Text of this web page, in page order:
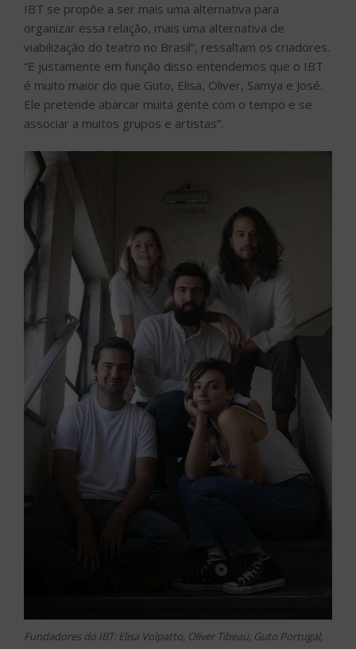
IBT se propõe a ser mais uma alternativa para
organizar essa relação, mais uma alternativa de
viabilização do teatro no Brasil”, ressaltam os criadores.
“E justamente em função disso entendemos que o IBT
é muito maior do que Guto, Elisa, Oliver, Samya e José.
Ele pretende abarcar muita gente com o tempo e se
associar a muitos grupos e artistas”.
Fundadores do IBT: Elisa Volpatto, Oliver Tibeau, Guto Portugal,